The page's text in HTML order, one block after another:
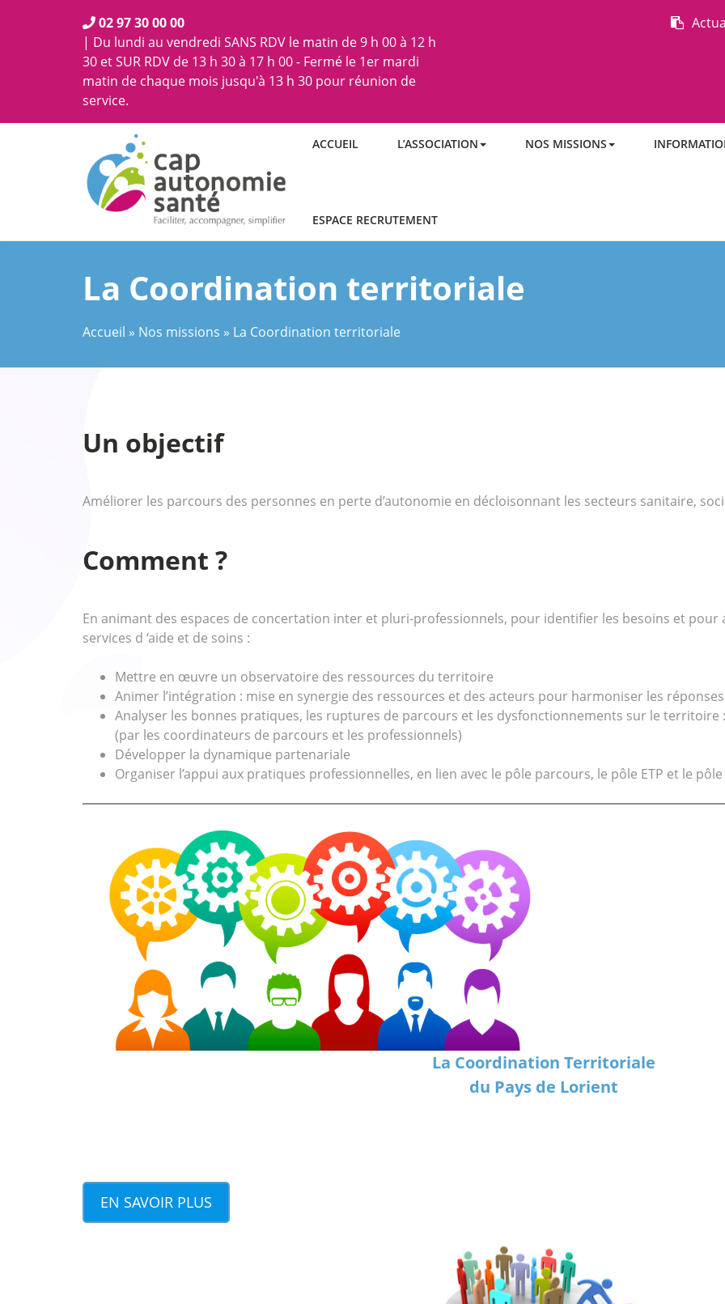
02 97 30 00 00
| Du lundi au vendredi SANS RDV le matin de 9 h 00 à 12 h
30 et SUR RDV de 13 h 30 à 17 h 00 - Fermé le 1er mardi
matin de chaque mois jusqu'à 13 h 30 pour réunion de
service.
ACCUEIL L’ASSOCIATION NOS MISSIONS
ESPACE RECRUTEMENT
La Coordination territoriale
Accueil » Nos missions » La Coordination territoriale
Un objectif
Améliorer les parcours des personnes en perte d’autonomie en décloisonnant les secteurs sanitaire,
Comment ?
En animant des espaces de concertation inter et pluri-professionnels, pour identifier les besoins et
services d ‘aide et de soins :
Mettre en œuvre un observatoire des ressources du territoire
Animer l’intégration : mise en synergie des ressources et des acteurs pour harmoniser les
Analyser les bonnes pratiques, les ruptures de parcours et les dysfonctionnements sur le
(par les coordinateurs de parcours et les professionnels)
Développer la dynamique partenariale
Organiser l’appui aux pratiques professionnelles, en lien avec le pôle parcours, le pôle ETP et le pôle
La Coordination Territoriale
du Pays de Lorient
EN SAVOIR PLUS